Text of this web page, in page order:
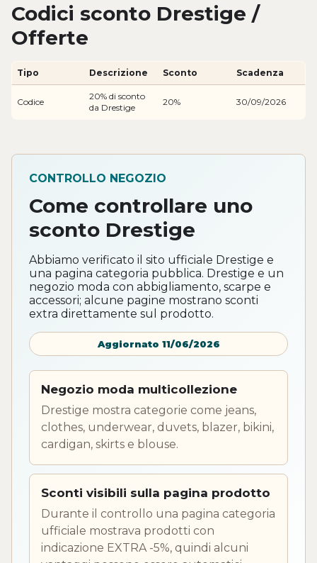
Codici sconto Drestige /
Offerte
Tipo Descrizione Sconto Scadenza
Codice
20% di sconto
da Drestige
20% 30/09/2026
CONTROLLO NEGOZIO
Come controllare uno
sconto Drestige
Abbiamo verificato il sito ufficiale Drestige e
una pagina categoria pubblica. Drestige e un
negozio moda con abbigliamento, scarpe e
accessori; alcune pagine mostrano sconti
extra direttamente sul prodotto.
Aggiornato 11/06/2026
Negozio moda multicollezione
Drestige mostra categorie come jeans,
clothes, underwear, duvets, blazer, bikini,
cardigan, skirts e blouse.
Sconti visibili sulla pagina prodotto
Durante il controllo una pagina categoria
ufficiale mostrava prodotti con
indicazione EXTRA -5%, quindi alcuni